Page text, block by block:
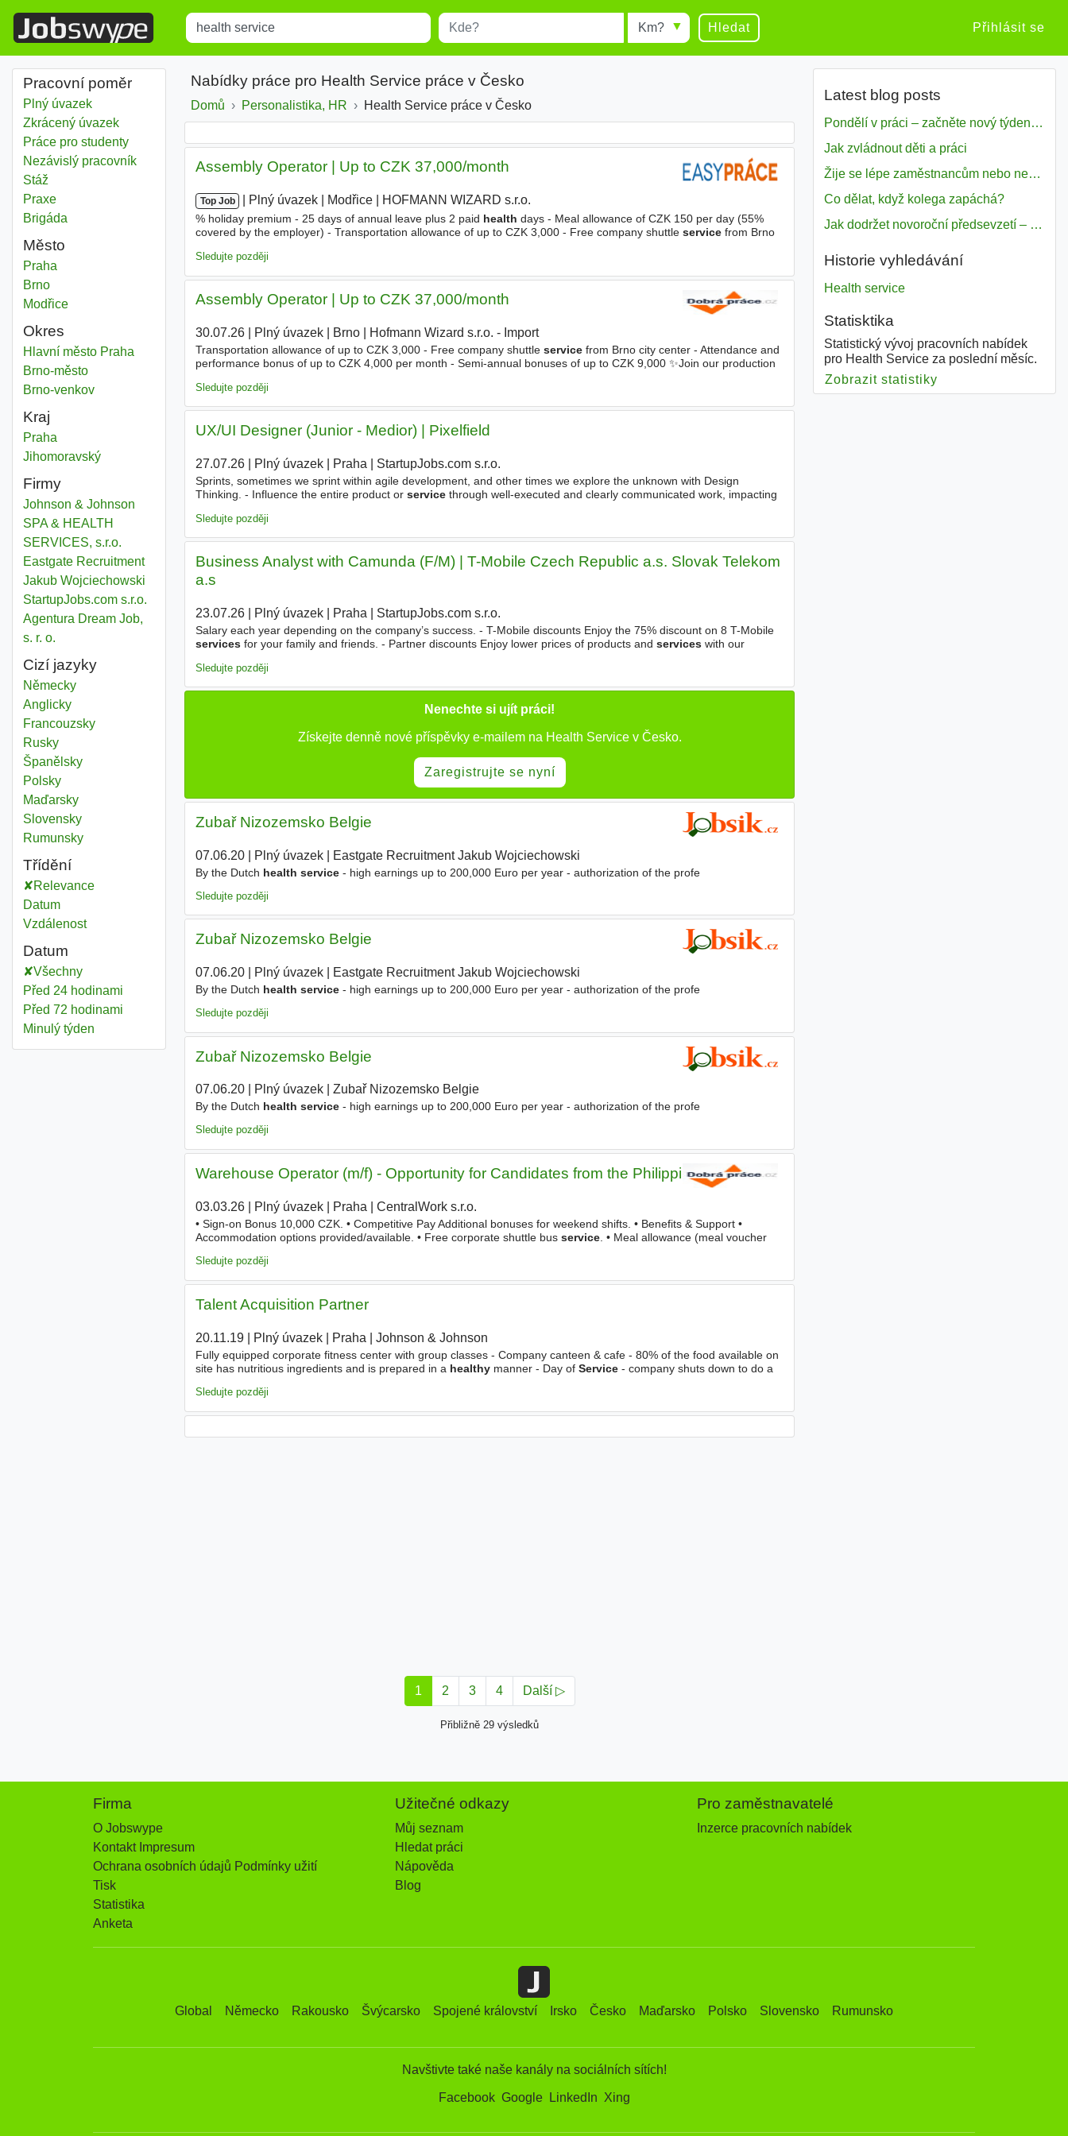
Title Místo Radius Hledat Přihlásit se
Pracovní poměr
Plný úvazek
Zkrácený úvazek
Práce pro studenty
Nezávislý pracovník
Stáž
Praxe
Brigáda
Město
Health service
Praha
Health service
Brno
Health service
Modřice
Okres
Health service
Hlavní město Praha
Health service
Brno-městoOkres
Health service
Brno-venkovOkres
Kraj
Health service
Praha
Health service
JihomoravskýKraj
Firmy
Johnson & Johnson
SPA & HEALTH
SERVICES, s.r.o.
Eastgate Recruitment
Jakub Wojciechowski
StartupJobs.com s.r.o.
Agentura Dream Job,
s. r. o.
Cizí jazyky
Německy
Anglicky
Francouzsky
Rusky
Španělsky
Polsky
Maďarsky
Slovensky
Rumunsky
Třídění
Relevance
Datum
Vzdálenost
Datum
Všechny
Před 24 hodinami
Před 72 hodinami
Minulý týden
Nabídky práce pro Health Service práce v Česko
Domů Personalistika, HR Health Service práce v Česko
Assembly Operator | Up to CZK 37,000/month
Top Job Plný úvazek Modřice HOFMANN WIZARD s.r.o.
% holiday premium - 25 days of annual leave plus 2 paid health days - Meal allowance of CZK 150 per day (55%
covered by the employer) - Transportation allowance of up to CZK 3,000 - Free company shuttle servicefrom Brno
Sledujte později
Assembly Operator | Up to CZK 37,000/month
30.07.26| Plný úvazek| Brno| Hofmann Wizard s.r.o. - Import
Transportation allowance of up to CZK 3,000 - Free company shuttle servicefrom Brno city center - Attendance and
performance bonus of up to CZK 4,000 per month - Semi-annual bonuses of up to CZK 9,000 ✨Join our production
Sledujte později
UX/UI Designer (Junior - Medior) | Pixelfield
27.07.26| Plný úvazek| Praha StartupJobs.com s.r.o.
Sprints, sometimes we sprint within agile development, and other times we explore the unknown with Design
Thinking. - Influence the entire product or servicethrough well-executed and clearly communicated work, impacting
Sledujte později
Business Analyst with Camunda (F/M) | T-Mobile Czech Republic a.s. Slovak Telekom
a.s
23.07.26| Plný úvazek| Praha StartupJobs.com s.r.o.
Salary each year depending on the company’s success. - T-Mobile discounts Enjoy the 75% discount on 8 T-Mobile
servicesfor your family and friends. - Partner discounts Enjoy lower prices of products and serviceswith our
Sledujte později
Nenechte si ujít práci!
Získejte denně nové příspěvky e-mailem na Health Service v Česko.
Zaregistrujte se nyní
Zubař Nizozemsko Belgie
07.06.20| Plný úvazek| Eastgate Recruitment Jakub Wojciechowski
By the Dutch health service- high earnings up to 200,000 Euro per year - authorization of the profe
Sledujte později
Zubař Nizozemsko Belgie
07.06.20| Plný úvazek| Eastgate Recruitment Jakub Wojciechowski
By the Dutch health service- high earnings up to 200,000 Euro per year - authorization of the profe
Sledujte později
Zubař Nizozemsko Belgie
07.06.20| Plný úvazek| Zubař Nizozemsko Belgie
By the Dutch health service- high earnings up to 200,000 Euro per year - authorization of the profe
Sledujte později
Warehouse Operator (m/f) - Opportunity for Candidates from the Philippines (Bor)
03.03.26| Plný úvazek| Praha CentralWork s.r.o.
• Sign-on Bonus 10,000 CZK. • Competitive Pay Additional bonuses for weekend shifts. • Benefits & Support •
Accommodation options provided/available. • Free corporate shuttle bus service. • Meal allowance (meal voucher
Sledujte později
Talent Acquisition Partner
20.11.19| Plný úvazek| Praha Johnson & Johnson
Fully equipped corporate fitness center with group classes - Company canteen & cafe - 80% of the food available on
site has nutritious ingredients and is prepared in a healthymanner - Day of Service- company shuts down to do a
Sledujte později
1 2 3 4 Další ▷
Přibližně 29 výsledků
Latest blog posts
Pondělí v práci – začněte nový týden s motivací
Jak zvládnout děti a práci
Žije se lépe zaměstnancům nebo nezavislým pracovníkům
Co dělat, když kolega zapáchá?
Jak dodržet novoroční předsevzetí – naše tipy pro dobrý začátek roku 2018
Historie vyhledávání
Health service
Statisktika
Statistický vývoj pracovních nabídek
pro Health Service za poslední měsíc.
Zobrazit statistiky
Firma
O Jobswype
Kontakt Impresum
Ochrana osobních údajů Podmínky užití
Tisk
Statistika
Anketa
Užitečné odkazy
Můj seznam
Hledat práci
Nápověda
Blog
Pro zaměstnavatelé
Inzerce pracovních nabídek
Global Německo Rakousko Švýcarsko Spojené království Irsko Česko Maďarsko Polsko Slovensko Rumunsko
Navštivte také naše kanály na sociálních sítích!
Facebook Google LinkedIn Xing